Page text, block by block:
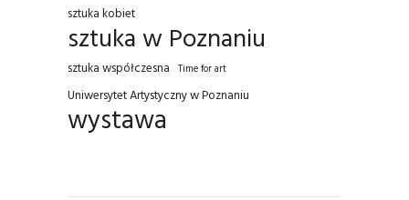
sztuka kobiet
sztuka w Poznaniu
sztuka współczesna Time for art
Uniwersytet Artystyczny w Poznaniu
wystawa